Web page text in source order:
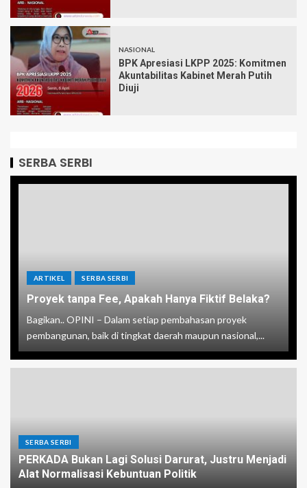
NASIONAL
BPK Apresiasi LKPP 2025: Komitmen
Akuntabilitas Kabinet Merah Putih
Diuji
SERBA SERBI
ARTIKEL SERBA SERBI
Proyek tanpa Fee, Apakah Hanya Fiktif Belaka?
Bagikan.. OPINI – Dalam setiap pembahasan proyek
pembangunan, baik di tingkat daerah maupun nasional,...
SERBA SERBI
PERKADA Bukan Lagi Solusi Darurat, Justru Menjadi
Alat Normalisasi Kebuntuan Politik